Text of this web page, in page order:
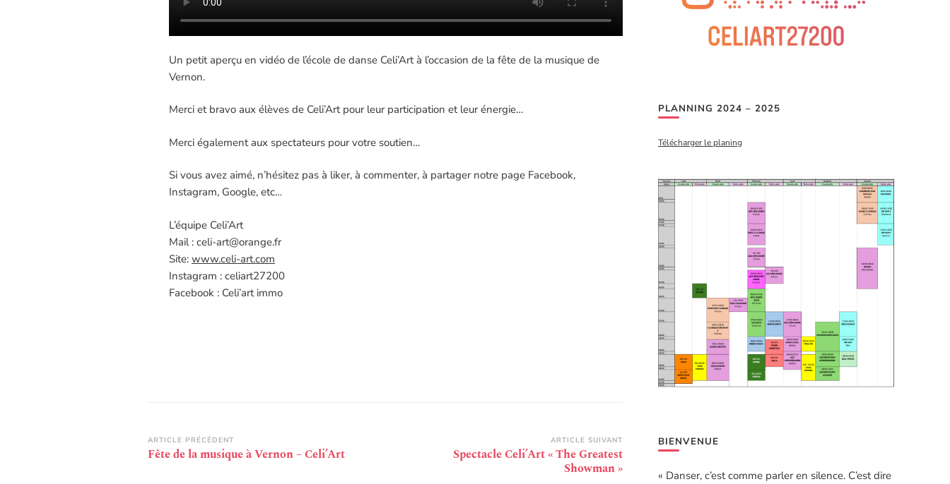
Un petit aperçu en vidéo de l’école de danse Celi’Art à l’occasion de la fête de la musique de
Vernon.
Merci et bravo aux élèves de Celi’Art pour leur participation et leur énergie…
Merci également aux spectateurs pour votre soutien…
Si vous avez aimé, n’hésitez pas à liker, à commenter, à partager notre page Facebook,
Instagram, Google, etc…
L’équipe Celi’Art
Mail : celi-art@orange.fr
Site: www.celi-art.com
Instagram : celiart27200
Facebook : Celi’art immo
Navigation
d’article
ARTICLE PRÉCÉDENT
Fête de la musique à Vernon – Celi’Art
ARTICLE SUIVANT
Spectacle Celi’Art « The Greatest
Showman »
PLANNING 2024 – 2025
Télécharger le planing
BIENVENUE
« Danser, c’est comme parler en silence. C’est dire